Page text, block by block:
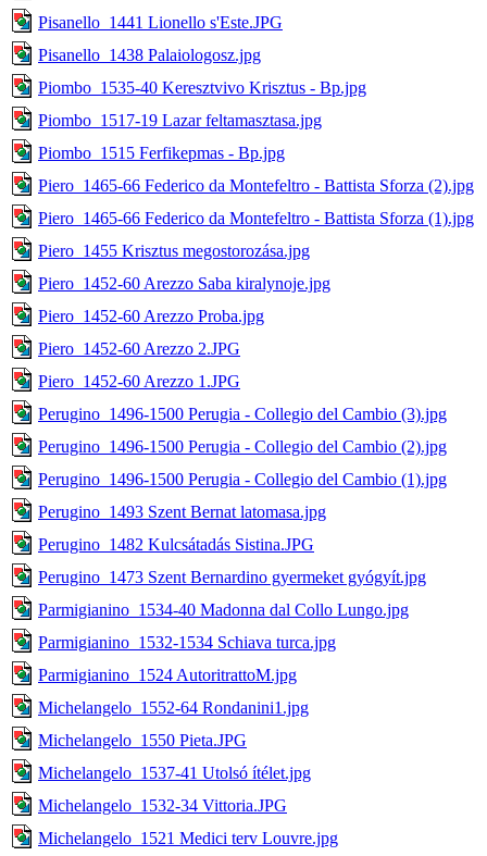
Pisanello_1441 Lionello s'Este.JPG
Pisanello_1438 Palaiologosz.jpg
Piombo_1535-40 Keresztvivo Krisztus - Bp.jpg
Piombo_1517-19 Lazar feltamasztasa.jpg
Piombo_1515 Ferfikepmas - Bp.jpg
Piero_1465-66 Federico da Montefeltro - Battista Sforza (2).jpg
Piero_1465-66 Federico da Montefeltro - Battista Sforza (1).jpg
Piero_1455 Krisztus megostorozása.jpg
Piero_1452-60 Arezzo Saba kiralynoje.jpg
Piero_1452-60 Arezzo Proba.jpg
Piero_1452-60 Arezzo 2.JPG
Piero_1452-60 Arezzo 1.JPG
Perugino_1496-1500 Perugia - Collegio del Cambio (3).jpg
Perugino_1496-1500 Perugia - Collegio del Cambio (2).jpg
Perugino_1496-1500 Perugia - Collegio del Cambio (1).jpg
Perugino_1493 Szent Bernat latomasa.jpg
Perugino_1482 Kulcsátadás Sistina.JPG
Perugino_1473 Szent Bernardino gyermeket gyógyít.jpg
Parmigianino_1534-40 Madonna dal Collo Lungo.jpg
Parmigianino_1532-1534 Schiava turca.jpg
Parmigianino_1524 AutoritrattoM.jpg
Michelangelo_1552-64 Rondanini1.jpg
Michelangelo_1550 Pieta.JPG
Michelangelo_1537-41 Utolsó ítélet.jpg
Michelangelo_1532-34 Vittoria.JPG
Michelangelo_1521 Medici terv Louvre.jpg